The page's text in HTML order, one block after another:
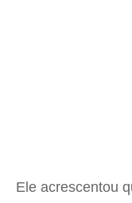
Ele acrescentou